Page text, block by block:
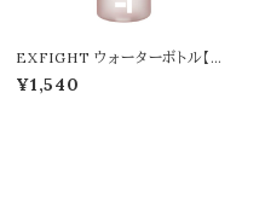
EXFIGHT ウォーターボトル【57
0ml】／ピンク
¥1,540